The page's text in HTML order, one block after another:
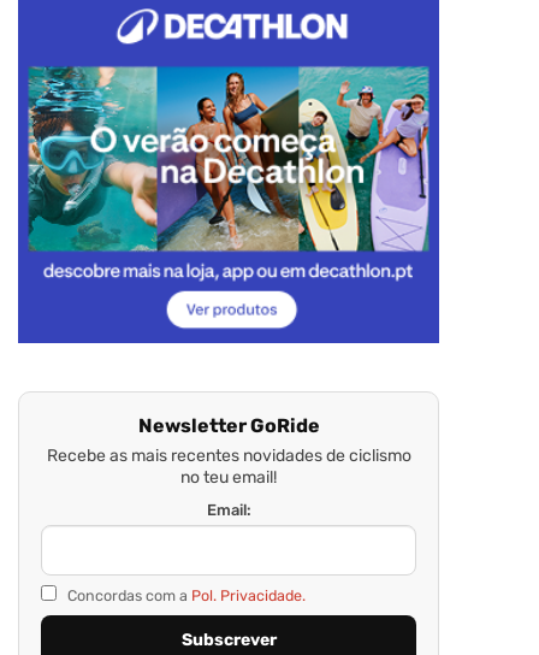
Newsletter GoRide
Recebe as mais recentes novidades de ciclismo
no teu email!
Email:
Concordas com a Pol. Privacidade.